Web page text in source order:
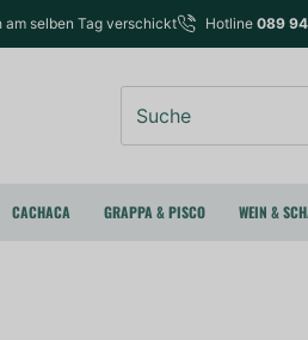
selben Tag verschickt Hotline 089
CACHACA GRAPPA & PISCO WEIN &